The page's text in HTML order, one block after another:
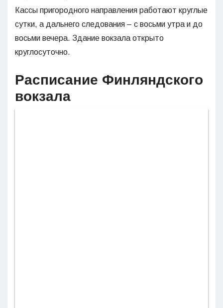
Кассы пригородного направления работают круглые
сутки, а дальнего следования – с восьми утра и до
восьми вечера. Здание вокзала открыто
круглосуточно.
Расписание Финляндского
вокзала